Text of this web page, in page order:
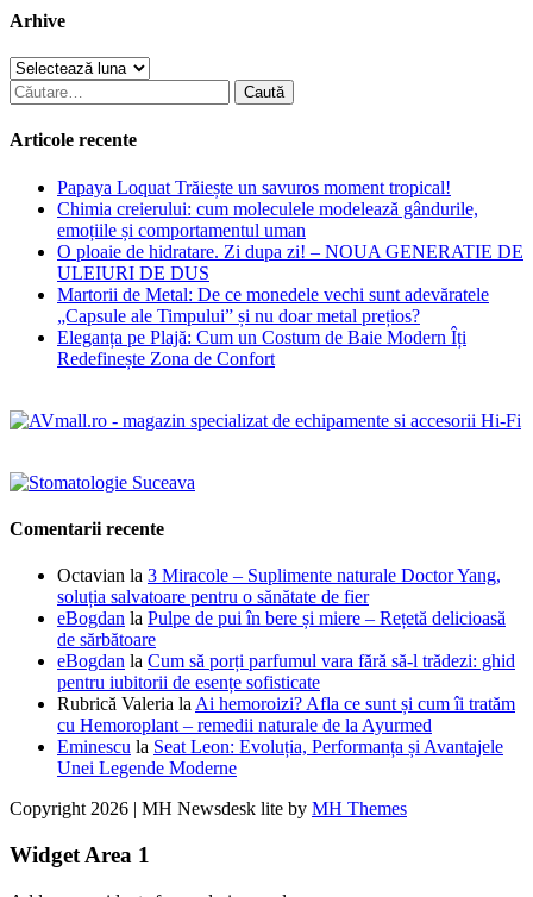
Arhive
Arhive
Caută
după:
Articole recente
Papaya Loquat Trăiește un savuros moment tropical!
Chimia creierului: cum moleculele modelează gândurile,
emoțiile și comportamentul uman
O ploaie de hidratare. Zi dupa zi! – NOUA GENERATIE DE
ULEIURI DE DUS
Martorii de Metal: De ce monedele vechi sunt adevăratele
„Capsule ale Timpului” și nu doar metal prețios?
Eleganța pe Plajă: Cum un Costum de Baie Modern Îți
Redefinește Zona de Confort
Comentarii recente
Octavian la 3 Miracole – Suplimente naturale Doctor Yang,
soluția salvatoare pentru o sănătate de fier
eBogdan la Pulpe de pui în bere și miere – Rețetă delicioasă
de sărbătoare
eBogdan la Cum să porți parfumul vara fără să-l trădezi: ghid
pentru iubitorii de esențe sofisticate
Rubrică Valeria la Ai hemoroizi? Afla ce sunt și cum îi tratăm
cu Hemoroplant – remedii naturale de la Ayurmed
Eminescu la Seat Leon: Evoluția, Performanța și Avantajele
Unei Legende Moderne
Copyright 2026 | MH Newsdesk lite by MH Themes
Widget Area 1